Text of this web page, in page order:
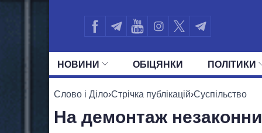
НОВИНИ ОБIЦЯНКИ ПОЛIТИКИ
УСІ ПОЛІТИКИ ПРЕЗИДЕНТ І ОФІС
Слово і Діло›Стрічка публікацій›Суспільство
На демонтаж